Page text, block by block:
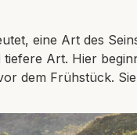
eine Art des
Art. Hier
dem Frühstück.